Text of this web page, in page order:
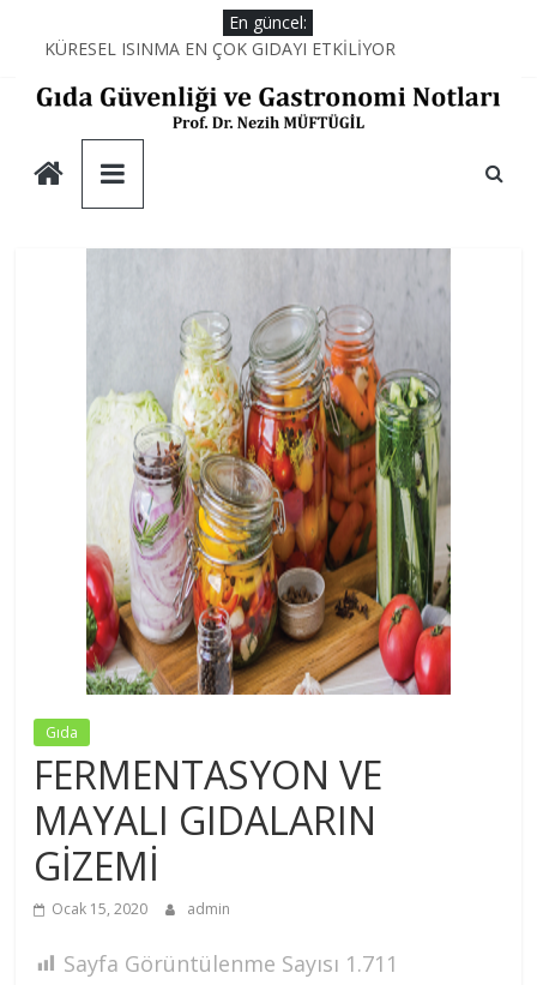
content
En güncel:
KÜRESEL ISINMA EN ÇOK GIDAYI ETKİLİYOR
YEMEĞİN KİMYASI
AŞÇILARIN MUTFAKTAKİ SAVAŞI
Gıda
Güvenliği
Gastronomi
Notları
MÜFTÜGİL
Gıda
FERMENTASYON VE
MAYALI GIDALARIN
GİZEMİ
Ocak 15, 2020 admin
Sayfa Görüntülenme Sayısı 1.711